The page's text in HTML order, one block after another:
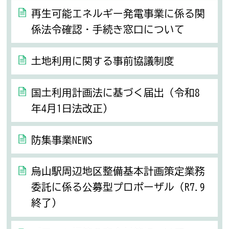
再生可能エネルギー発電事業に係る関
係法令確認・手続き窓口について
土地利用に関する事前協議制度
国土利用計画法に基づく届出（令和8
年4月1日法改正）
防集事業NEWS
烏山駅周辺地区整備基本計画策定業務
委託に係る公募型プロポーザル（R7.9
終了）